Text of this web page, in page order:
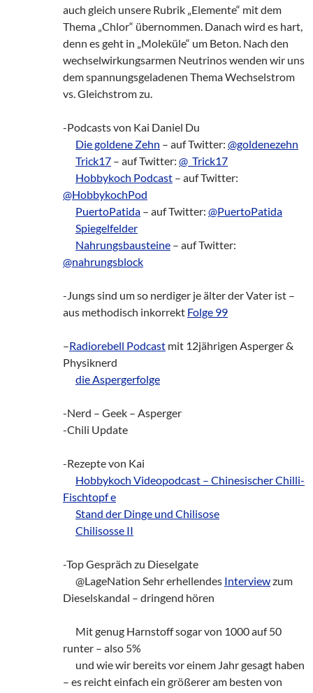
auch gleich unsere Rubrik „Elemente“ mit dem
Thema „Chlor“ übernommen. Danach wird es hart,
denn es geht in „Moleküle“ um Beton. Nach den
wechselwirkungsarmen Neutrinos wenden wir uns
dem spannungsgeladenen Thema Wechselstrom
vs. Gleichstrom zu.
-Podcasts von Kai Daniel Du
Die goldene Zehn – auf Twitter: @goldenezehn
Trick17 – auf Twitter: @_Trick17
Hobbykoch Podcast – auf Twitter:
@HobbykochPod
PuertoPatida – auf Twitter: @PuertoPatida
Spiegelfelder
Nahrungsbausteine – auf Twitter:
@nahrungsblock
-Jungs sind um so nerdiger je älter der Vater ist –
aus methodisch inkorrekt Folge 99
–Radiorebell Podcast mit 12jährigen Asperger &
Physiknerd
die Aspergerfolge
-Nerd – Geek – Asperger
-Chili Update
-Rezepte von Kai
Hobbykoch Videopodcast – Chinesischer Chilli-
Fischtopf e
Stand der Dinge und Chilisose
Chilisosse II
-Top Gespräch zu Dieselgate
@LageNation Sehr erhellendes Interviewzum
Dieselskandal – dringend hören
Mit genug Harnstoff sogar von 1000 auf 50
runter – also 5%
und wie wir bereits vor einem Jahr gesagt haben
– es reicht einfach ein größerer am besten von